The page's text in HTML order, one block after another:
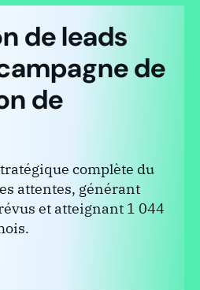
de leads
de
de
complète du
attentes, générant
et atteignant 1 044